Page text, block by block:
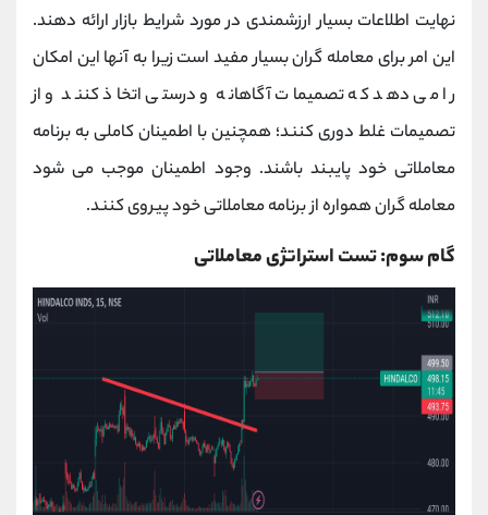
نهایت اطلاعات بسیار ارزشمندی در مورد شرایط بازار ارائه دهند.
این امر برای معامله گران بسیار مفید است زیرا به آنها این امکان
را می دهد که تصمیمات آگاهانه و درستی اتخاذ کنند و از
تصمیمات غلط دوری کنند؛ همچنین با اطمینان کاملی به برنامه
معاملاتی خود پایبند باشند. وجود اطمینان موجب می شود
معامله گران همواره از برنامه معاملاتی خود پیروی کنند.
گام سوم: تست استراتژی معاملاتی